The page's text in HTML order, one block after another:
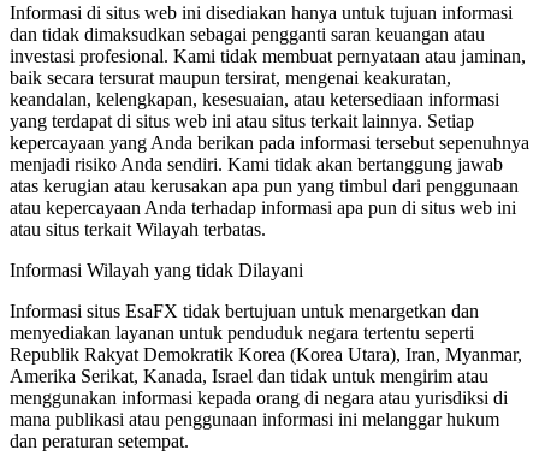
Informasi di situs web ini disediakan hanya untuk tujuan informasi
dan tidak dimaksudkan sebagai pengganti saran keuangan atau
investasi profesional. Kami tidak membuat pernyataan atau jaminan,
baik secara tersurat maupun tersirat, mengenai keakuratan,
keandalan, kelengkapan, kesesuaian, atau ketersediaan informasi
yang terdapat di situs web ini atau situs terkait lainnya. Setiap
kepercayaan yang Anda berikan pada informasi tersebut sepenuhnya
menjadi risiko Anda sendiri. Kami tidak akan bertanggung jawab
atas kerugian atau kerusakan apa pun yang timbul dari penggunaan
atau kepercayaan Anda terhadap informasi apa pun di situs web ini
atau situs terkait Wilayah terbatas.
Informasi Wilayah yang tidak Dilayani
Informasi situs EsaFX tidak bertujuan untuk menargetkan dan
menyediakan layanan untuk penduduk negara tertentu seperti
Republik Rakyat Demokratik Korea (Korea Utara), Iran, Myanmar,
Amerika Serikat, Kanada, Israel dan tidak untuk mengirim atau
menggunakan informasi kepada orang di negara atau yurisdiksi di
mana publikasi atau penggunaan informasi ini melanggar hukum
dan peraturan setempat.